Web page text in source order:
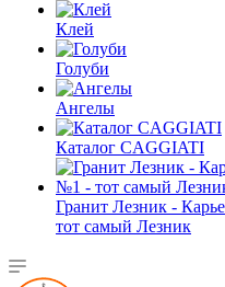
Клей
Голуби
Ангелы
Каталог CAGGIATI
Гранит Лезник -
тот самый Лезник